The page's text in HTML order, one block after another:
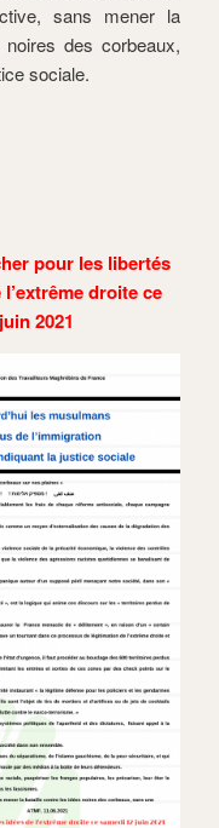
sans mener la
des corbeaux,
sociale.
pour les libertés
droite ce
2021